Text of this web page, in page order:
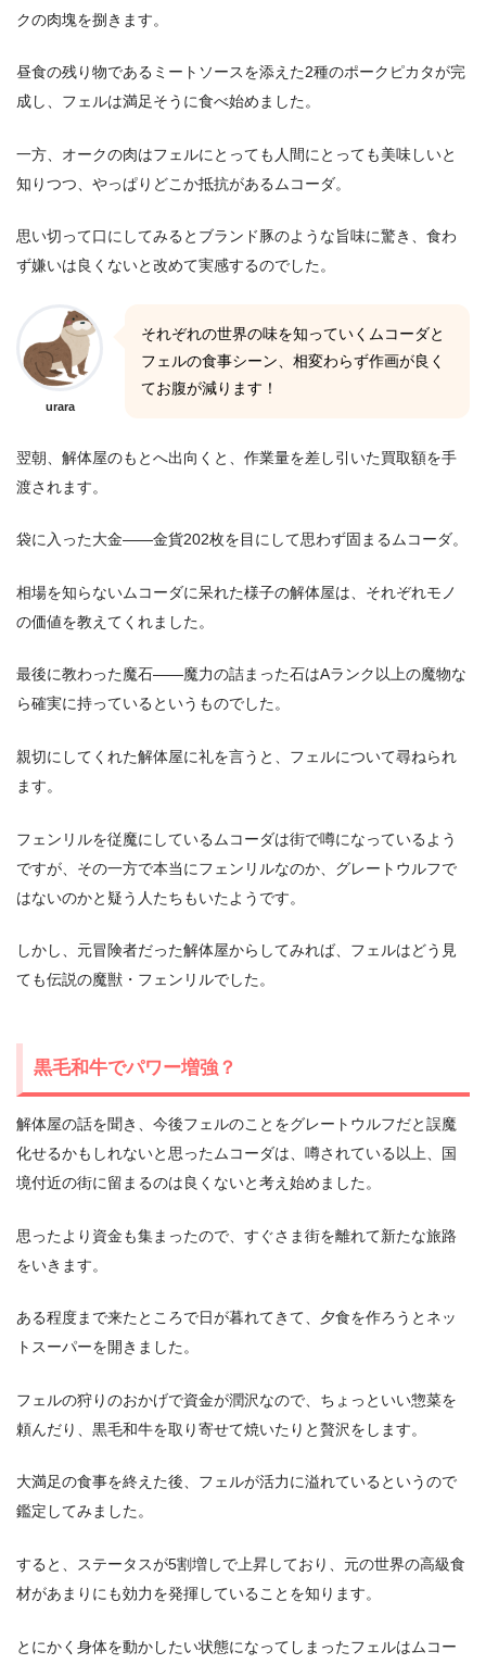
クの肉塊を捌きます。
昼食の残り物であるミートソースを添えた2種のポークピカタが完
成し、フェルは満足そうに食べ始めました。
一方、オークの肉はフェルにとっても人間にとっても美味しいと
知りつつ、やっぱりどこか抵抗があるムコーダ。
思い切って口にしてみるとブランド豚のような旨味に驚き、食わ
ず嫌いは良くないと改めて実感するのでした。
urara
それぞれの世界の味を知っていくムコーダと
フェルの食事シーン、相変わらず作画が良く
てお腹が減ります！
翌朝、解体屋のもとへ出向くと、作業量を差し引いた買取額を手
渡されます。
袋に入った大金――金貨202枚を目にして思わず固まるムコーダ。
相場を知らないムコーダに呆れた様子の解体屋は、それぞれモノ
の価値を教えてくれました。
最後に教わった魔石――魔力の詰まった石はAランク以上の魔物な
ら確実に持っているというものでした。
親切にしてくれた解体屋に礼を言うと、フェルについて尋ねられ
ます。
フェンリルを従魔にしているムコーダは街で噂になっているよう
ですが、その一方で本当にフェンリルなのか、グレートウルフで
はないのかと疑う人たちもいたようです。
しかし、元冒険者だった解体屋からしてみれば、フェルはどう見
ても伝説の魔獣・フェンリルでした。
黒毛和牛でパワー増強？
解体屋の話を聞き、今後フェルのことをグレートウルフだと誤魔
化せるかもしれないと思ったムコーダは、噂されている以上、国
境付近の街に留まるのは良くないと考え始めました。
思ったより資金も集まったので、すぐさま街を離れて新たな旅路
をいきます。
ある程度まで来たところで日が暮れてきて、夕食を作ろうとネッ
トスーパーを開きました。
フェルの狩りのおかげで資金が潤沢なので、ちょっといい惣菜を
頼んだり、黒毛和牛を取り寄せて焼いたりと贅沢をします。
大満足の食事を終えた後、フェルが活力に溢れているというので
鑑定してみました。
すると、ステータスが5割増しで上昇しており、元の世界の高級食
材があまりにも効力を発揮していることを知ります。
とにかく身体を動かしたい状態になってしまったフェルはムコー